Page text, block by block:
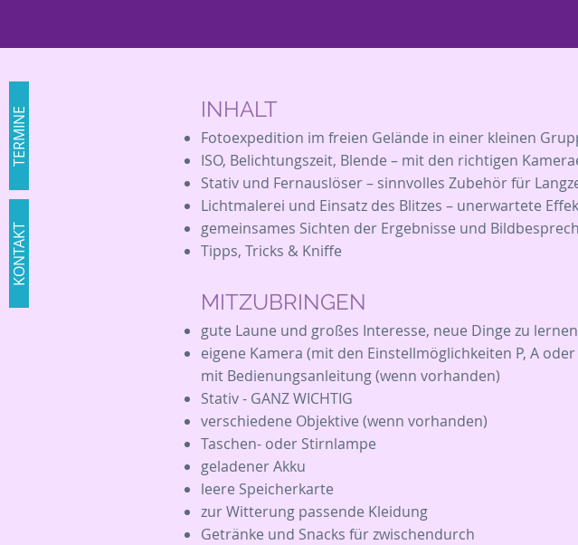
TERMINE
KONTAKT
INHALT
Fotoexpedition im freien Gelände in einer kleinen
ISO, Belichtungszeit, Blende – mit den richtigen
Stativ und Fernauslöser – sinnvolles Zubehör für
Lichtmalerei und Einsatz des Blitzes – unerwartete
gemeinsames Sichten der Ergebnisse und
Tipps, Tricks & Kniffe
MITZUBRINGEN
gute Laune und großes Interesse, neue Dinge zu lernen
eigene Kamera (mit den Einstellmöglichkeiten P, A oder
mit Bedienungsanleitung (wenn vorhanden)
Stativ - GANZ WICHTIG
verschiedene Objektive (wenn vorhanden)
Taschen- oder Stirnlampe
geladener Akku
leere Speicherkarte
zur Witterung passende Kleidung
Getränke und Snacks für zwischendurch